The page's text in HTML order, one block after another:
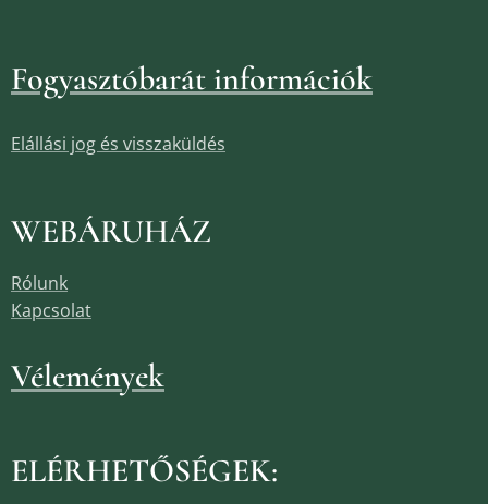
Fogyasztóbarát információk
Elállási jog és visszaküldés
WEBÁRUHÁZ
Rólunk
Kapcsolat
Vélemények
ELÉRHETŐSÉGEK: